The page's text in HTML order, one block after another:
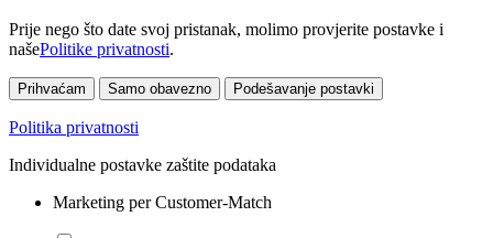
Prije nego što date svoj pristanak, molimo provjerite postavke i
našePolitike privatnosti.
Prihvaćam Samo obavezno Podešavanje postavki
Politika privatnosti
Individualne postavke zaštite podataka
Marketing per Customer-Match